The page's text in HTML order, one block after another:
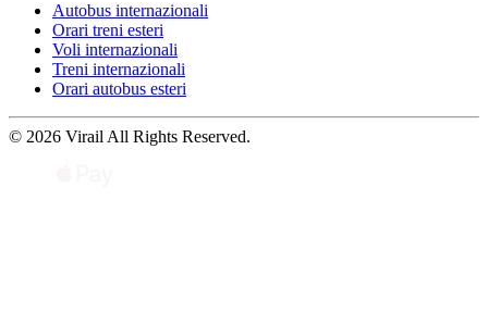
Autobus internazionali
Orari treni esteri
Voli internazionali
Treni internazionali
Orari autobus esteri
© 2026 Virail All Rights Reserved.